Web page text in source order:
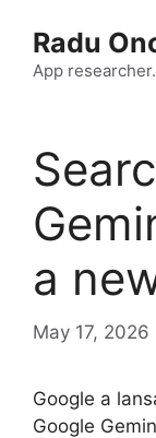
content
Radu
App
a
May 17, 2026
Google a
Google